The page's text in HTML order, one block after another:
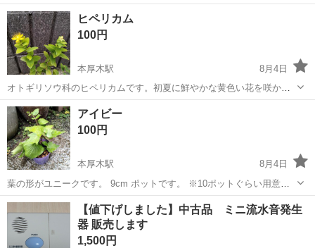
イズ】縦：50cm、横：35cm、奥行き：26cm 底: 30cm（大体です）
【傷などの状態】とくに目立った傷はありませんが一度トイプードル
を入れたことがあり...
神奈川 厚木市 本厚木駅
ヒペリカム
100円
本厚木駅
8月4日
オトギリソウ科のヒペリカムです。初夏に鮮やかな黄色い花を咲か
せ、その後、観賞用として人気のある実をつけます。和洋問わずどん
な雰囲気にも合い、日なたから半日陰で育てることができます。 ※サ
イズ9cm 、高さ25cm ぐらい。 ...
神奈川 厚木市 本厚木駅
アイビー
100円
本厚木駅
8月4日
葉の形がユニークです。 9cm ポットです。 ※10ポットぐらい用意で
きます。
神奈川 厚木市 本厚木駅 家庭用品
【値下げしました】中古品 ミニ流水音発生
器 販売します
1,500円